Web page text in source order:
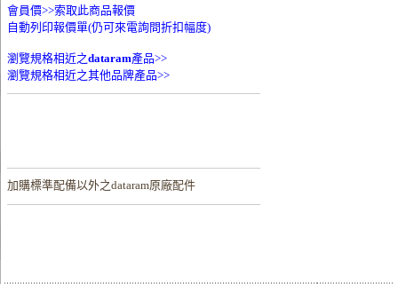
會員價>>索取此商品報價
自動列印報價單(仍可來電詢問折扣幅度)
瀏覽規格相近之dataram產品>>
瀏覽規格相近之其他品牌產品>>
加購標準配備以外之dataram原廠配件